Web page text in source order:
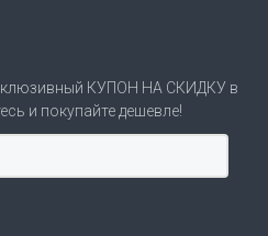
КУПОН НА СКИДКУ в
и покупайте дешевле!